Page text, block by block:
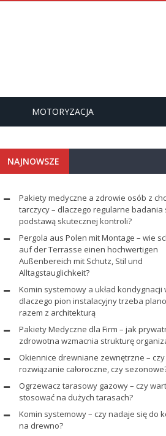
MOTORYZACJA
NAJNOWSZE
Pakiety medyczne a zdrowie osób z
tarczycy – dlaczego regularne badania
podstawą skutecznej kontroli?
Pergola aus Polen mit Montage – wie
auf der Terrasse einen hochwertigen
Außenbereich mit Schutz, Stil und
Alltagstauglichkeit?
Komin systemowy a układ kondygnacji
dlaczego pion instalacyjny trzeba
razem z architekturą
Pakiety Medyczne dla Firm – jak
zdrowotna wzmacnia strukturę
Okiennice drewniane zewnętrzne – czy
rozwiązanie całoroczne, czy
Ogrzewacz tarasowy gazowy – czy
stosować na dużych tarasach?
Komin systemowy – czy nadaje się do
na drewno?